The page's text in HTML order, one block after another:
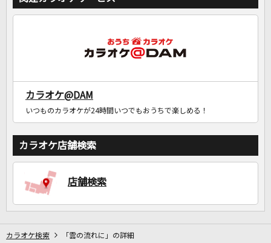
カラオケ@DAM
いつものカラオケが24時間いつでもおうちで楽しめる！
カラオケ店舗検索
店舗検索
カラオケ検索 「雲の流れに」の詳細